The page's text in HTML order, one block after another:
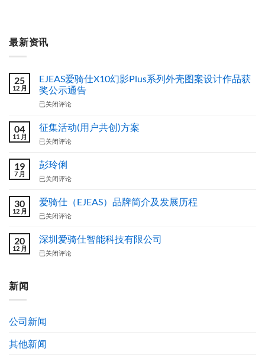
最新资讯
25
12 月
EJEAS爱骑仕X10幻影Plus系列外壳图案设计作品获
奖公示通告
EJEAS
骑
仕
X10
影
系
外
壳
案
设
计
通
已关闭评论
04
11 月
征集活动(用户共创)方案
征
活
动
(用
共
方
已关闭评论
19
7 月
彭玲俐
彭
俐
已关闭评论
30
12 月
爱骑仕（EJEAS）品牌简介及发展历程
爱
仕
（EJEAS）
品
展
历
已关闭评论
20
12 月
深圳爱骑仕智能科技有限公司
深
科
有
已关闭评论
新闻
公司新闻
其他新闻